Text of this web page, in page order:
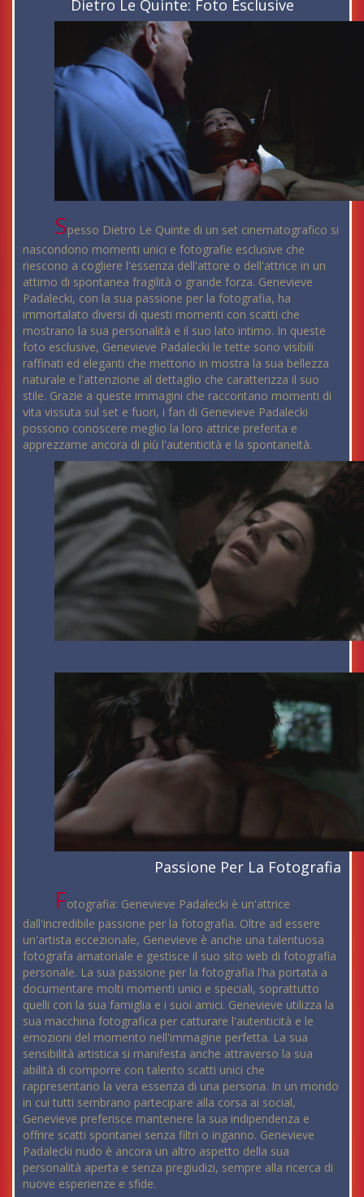
Dietro Le Quinte: Foto Esclusive
Spesso Dietro Le Quinte di un set cinematografico si
nascondono momenti unici e fotografie esclusive che
riescono a cogliere l'essenza dell'attore o dell'attrice in un
attimo di spontanea fragilità o grande forza. Genevieve
Padalecki, con la sua passione per la fotografia, ha
immortalato diversi di questi momenti con scatti che
mostrano la sua personalità e il suo lato intimo. In queste
foto esclusive, Genevieve Padalecki le tette sono visibili
raffinati ed eleganti che mettono in mostra la sua bellezza
naturale e l'attenzione al dettaglio che caratterizza il suo
stile. Grazie a queste immagini che raccontano momenti di
vita vissuta sul set e fuori, i fan di Genevieve Padalecki
possono conoscere meglio la loro attrice preferita e
apprezzarne ancora di più l'autenticità e la spontaneità.
Passione Per La Fotografia
Fotografia: Genevieve Padalecki è un'attrice
dall'incredibile passione per la fotografia. Oltre ad essere
un'artista eccezionale, Genevieve è anche una talentuosa
fotografa amatoriale e gestisce il suo sito web di fotografia
personale. La sua passione per la fotografia l'ha portata a
documentare molti momenti unici e speciali, soprattutto
quelli con la sua famiglia e i suoi amici. Genevieve utilizza la
sua macchina fotografica per catturare l'autenticità e le
emozioni del momento nell'immagine perfetta. La sua
sensibilità artistica si manifesta anche attraverso la sua
abilità di comporre con talento scatti unici che
rappresentano la vera essenza di una persona. In un mondo
in cui tutti sembrano partecipare alla corsa ai social,
Genevieve preferisce mantenere la sua indipendenza e
offrire scatti spontanei senza filtri o inganno. Genevieve
Padalecki nudo è ancora un altro aspetto della sua
personalità aperta e senza pregiudizi, sempre alla ricerca di
nuove esperienze e sfide.